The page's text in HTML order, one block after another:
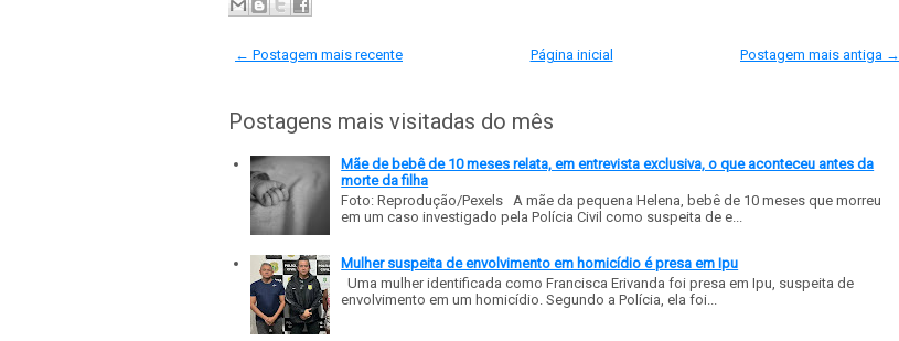
← Postagem mais recente Postagem mais antiga →
Página inicial
Postagens mais visitadas do mês
Mãe de bebê de 10 meses relata, em entrevista exclusiva, o que aconteceu antes da
morte da filha
Foto: Reprodução/Pexels A mãe da pequena Helena, bebê de 10 meses que morreu
em um caso investigado pela Polícia Civil como suspeita de e...
Mulher suspeita de envolvimento em homicídio é presa em Ipu
Uma mulher identificada como Francisca Erivanda foi presa em Ipu, suspeita de
envolvimento em um homicídio. Segundo a Polícia, ela foi...